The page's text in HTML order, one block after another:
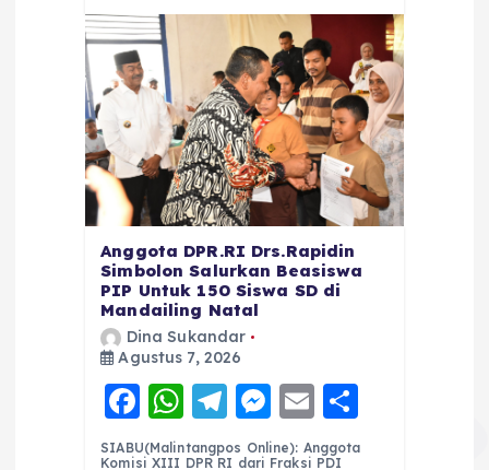
Anggota DPR.RI Drs.Rapidin
Simbolon Salurkan Beasiswa
PIP Untuk 150 Siswa SD di
Mandailing Natal
Dina Sukandar
Agustus 7, 2026
F
a
W
h
T
el
M
e
E
m h
SIABU(Malintangpos Online): Anggota
Komisi XIII DPR RI dari Fraksi PDI